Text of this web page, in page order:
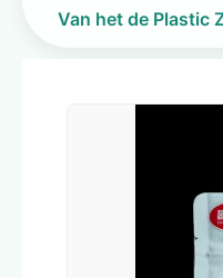
Van het de Plastic